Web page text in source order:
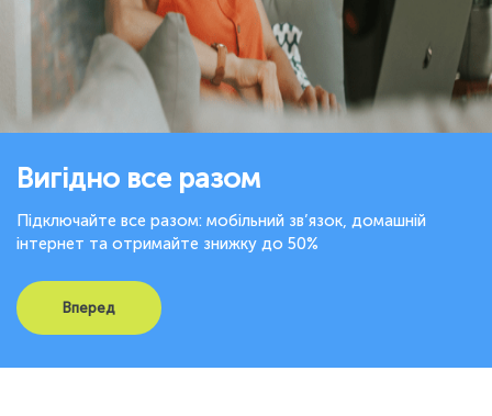
Вигідно все разом
Підключайте все разом: мобільний зв’язок, домашній
інтернет та отримайте знижку до 50%
Вперед